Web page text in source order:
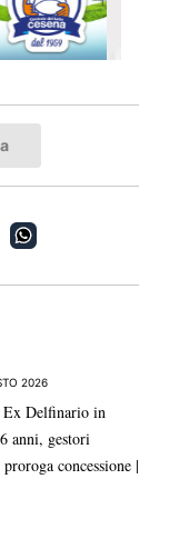
2026
Delfinario in
anni, gestori
concessione |